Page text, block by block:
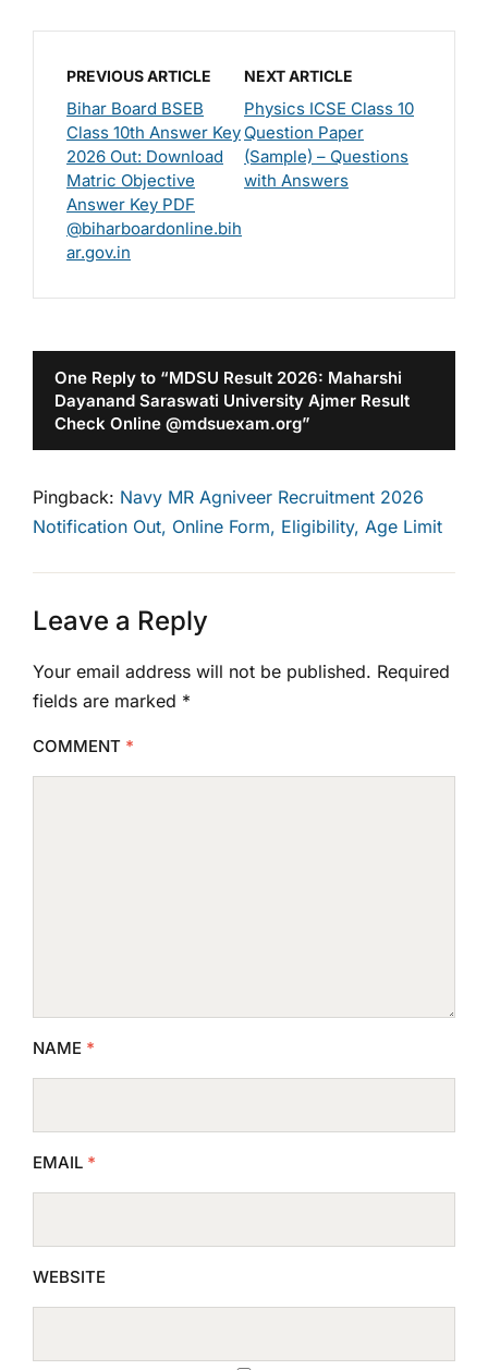
PREVIOUS ARTICLE
Bihar Board BSEB
Class 10th Answer Key
2026 Out: Download
Matric Objective
Answer Key PDF
@biharboardonline.bih
ar.gov.in
NEXT ARTICLE
Physics ICSE Class 10
Question Paper
(Sample) – Questions
with Answers
One Reply to “MDSU Result 2026: Maharshi
Dayanand Saraswati University Ajmer Result
Check Online @mdsuexam.org”
Pingback: Navy MR Agniveer Recruitment 2026
Notification Out, Online Form, Eligibility, Age Limit
Leave a Reply
Your email address will not be published. Required
fields are marked *
COMMENT *
NAME *
EMAIL *
WEBSITE